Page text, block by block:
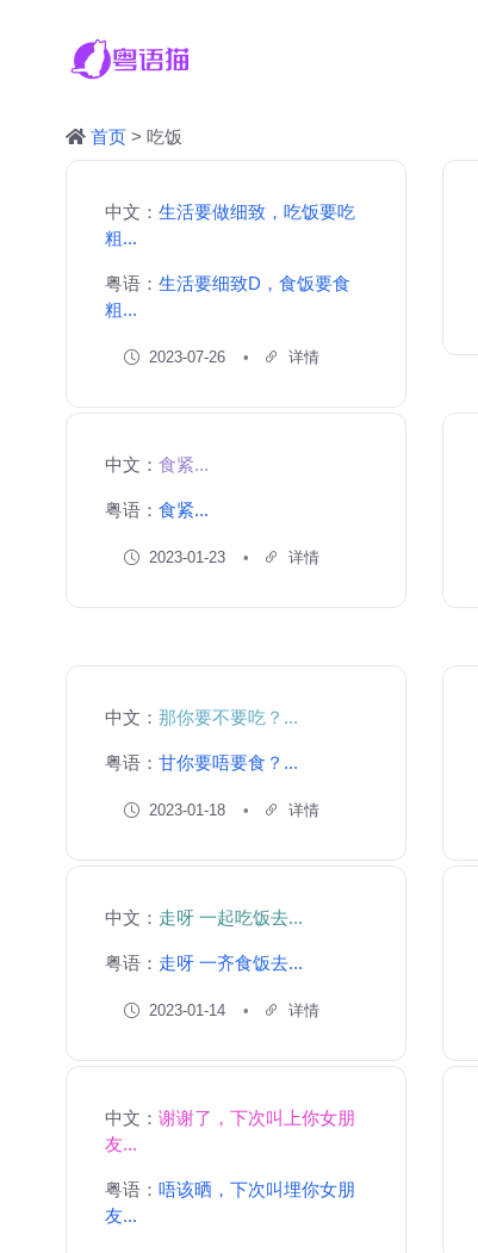
首页 > 吃饭
中文：生活要做细致，吃饭要吃
粗...
粤语：生活要细致D，食饭要食
粗...
2023-07-26 详情
中文：食紧...
粤语：食紧...
2023-01-23 详情
中文：那你要不要吃？...
粤语：甘你要唔要食？...
2023-01-18 详情
中文： 走呀 一起吃饭去...
粤语： 走呀 一齐食饭去...
2023-01-14 详情
中文：谢谢了，下次叫上你女朋
友...
粤语：唔该晒，下次叫埋你女朋
友...